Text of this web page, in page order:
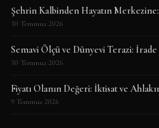
Şehrin Kalbinden Hayatın
30 Temmuz 2026
Semavi Ölçü ve Dünyevi Terazi: İrade
30 Temmuz 2026
Fiyatı Olanın Değeri: İktisat ve
9 Temmuz 2026